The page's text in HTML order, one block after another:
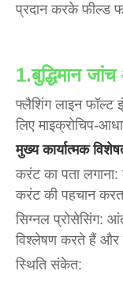
प्रदान करके फील्ड
1.बुद्धिमान
फ्लैशिंग लाइन फॉल्ट
लिए माइक्रोचिप-
मुख्य कार्यात्मक
करंट का पता
करंट की पहचान
सिग्नल प्रोसेसिंग:
विश्लेषण करते हैं और
स्थिति संकेत: